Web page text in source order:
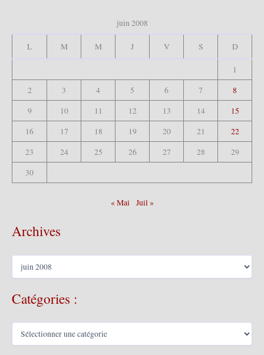
juin 2008
L M M J V S D
1
2
3 4 5 6 7
8
9
10 11 12 13 14
15
16
17 18 19 20 21
22
23
24 25 26 27 28
29
30
« Mai Juil »
Archives
A
h
s
Catégories :
C